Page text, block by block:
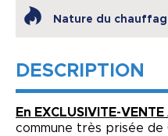
Nature du
DESCRIPTION
En EXCLUSIVITE-VENTE
commune très prisée de